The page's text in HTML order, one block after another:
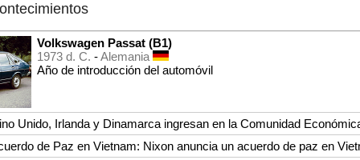
Volkswagen Passat (B1)
1973 d. C. -Alemania
Año de introducción del automóvil
Unido, Irlanda y Dinamarca ingresan en la Comunidad
de Paz en Vietnam: Nixon anuncia un acuerdo de paz en